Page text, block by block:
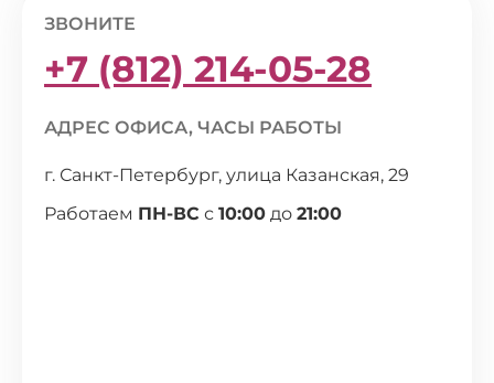
ЗВОНИТЕ
+7 (812) 214-05-28
АДРЕС ОФИСА, ЧАСЫ РАБОТЫ
г. Санкт-Петербург, улица Казанская, 29
Работаем ПН-ВС с 10:00 до 21:00